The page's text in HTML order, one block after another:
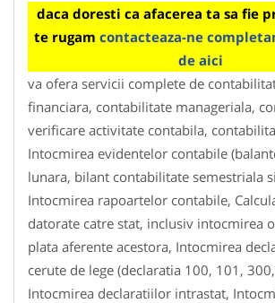
daca doresti ca afacerea ta sa fie
te rugam contacteaza-ne
de aici
va ofera servicii complete de
financiara, contabilitate manageriala,
verificare activitate contabila,
Intocmirea evidentelor contabile
lunara, bilant contabilitate semestriala
Intocmirea rapoartelor contabile,
datorate catre stat, inclusiv intocmirea
plata aferente acestora, Intocmirea
cerute de lege (declaratia 100, 101,
Intocmirea declaratiilor intrastat,